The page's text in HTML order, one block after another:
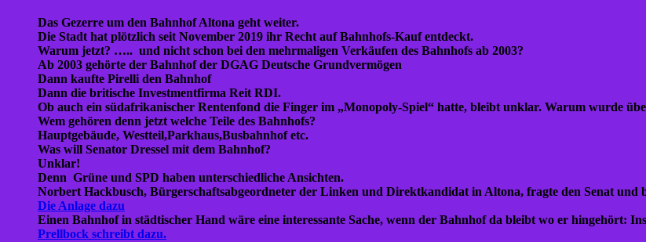
Das Gezerre um den Bahnhof Altona geht weiter.
Die Stadt hat plötzlich seit November 2019 ihr Recht auf Bahnhofs-Kauf entdeckt.
Warum jetzt? ….. und nicht schon bei den mehrmaligen Verkäufen des Bahnhofs ab 2003?
Ab 2003 gehörte der Bahnhof der DGAG Deutsche Grundvermögen
Dann kaufte Pirelli den Bahnhof
Dann die britische Investmentfirma Reit RDI.
Ob auch ein südafrikanischer Rentenfond die Finger im „Monopoly-Spiel“ hatte, bleibt unklar. Warum wurde
Wem gehören denn jetzt welche Teile des Bahnhofs?
Hauptgebäude, Westteil,Parkhaus,Busbahnhof etc.
Was will Senator Dressel mit dem Bahnhof?
Unklar!
Denn Grüne und SPD haben unterschiedliche Ansichten.
Norbert Hackbusch, Bürgerschaftsabgeordneter der Linken und Direktkandidat in Altona, fragte den Senat und
Die Anlage dazu
Einen Bahnhof in städtischer Hand wäre eine interessante Sache, wenn der Bahnhof da bleibt wo er hingehört:
Prellbock schreibt dazu.